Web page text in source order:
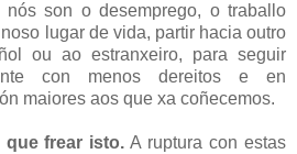
son o desemprego, o traballo
lugar de vida, partir hacia outro
ou ao estranxeiro, para seguir
con menos dereitos e en
maiores aos que xa coñecemos.
que frear isto. A ruptura con estas